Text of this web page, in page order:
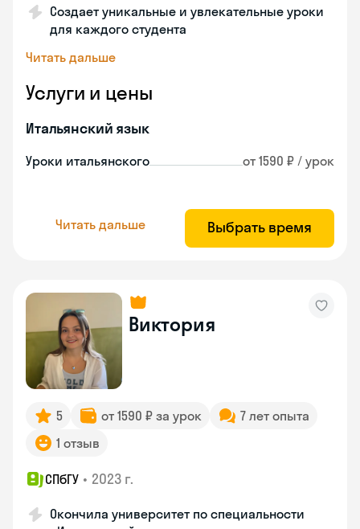
Создает уникальные и увлекательные уроки
для каждого студента
Читать дальше
Услуги и цены
Итальянский язык
Уроки итальянского от 1590 ₽ / урок
Читать дальше Выбрать время
Виктория
5 от 1590 ₽ за урок
7 лет опыта
1 отзыв
СПбГУ • 2023 г.
Окончила университет по специальности